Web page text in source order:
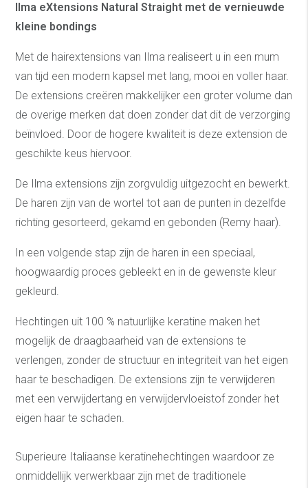
Ilma eXtensions Natural Straight met de vernieuwde
kleine bondings
Met de hairextensions van Ilma realiseert u in een mum
van tijd een modern kapsel met lang, mooi en voller haar.
De extensions creëren makkelijker een groter volume dan
de overige merken dat doen zonder dat dit de verzorging
beïnvloed. Door de hogere kwaliteit is deze extension de
geschikte keus hiervoor.
De Ilma extensions zijn zorgvuldig uitgezocht en bewerkt.
De haren zijn van de wortel tot aan de punten in dezelfde
richting gesorteerd, gekamd en gebonden (Remy haar).
In een volgende stap zijn de haren in een speciaal,
hoogwaardig proces gebleekt en in de gewenste kleur
gekleurd.
Hechtingen uit 100 % natuurlijke keratine maken het
mogelijk de draagbaarheid van de extensions te
verlengen, zonder de structuur en integriteit van het eigen
haar te beschadigen. De extensions zijn te verwijderen
met een verwijdertang en verwijdervloeistof zonder het
eigen haar te schaden.
Superieure Italiaanse keratinehechtingen waardoor ze
onmiddellijk verwerkbaar zijn met de traditionele